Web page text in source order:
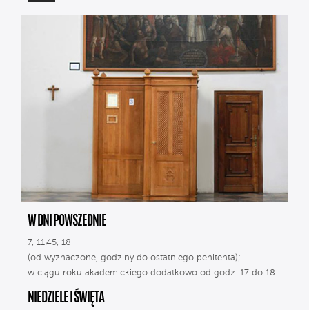
W DNI POWSZEDNIE
7, 11.45, 18
(od wyznaczonej godziny do ostatniego penitenta);
w ciągu roku akademickiego dodatkowo od godz. 17 do 18.
NIEDZIELE I ŚWIĘTA